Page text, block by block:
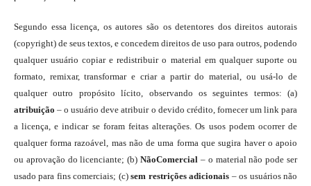
Segundo essa licença, os autores são os detentores dos direitos autorais
(copyright) de seus textos, e concedem direitos de uso para outros, podendo
qualquer usuário copiar e redistribuir o material em qualquer suporte ou
formato, remixar, transformar e criar a partir do material, ou usá-lo de
qualquer outro propósito lícito, observando os seguintes termos: (a)
atribuição – o usuário deve atribuir o devido crédito, fornecer um link para
a licença, e indicar se foram feitas alterações. Os usos podem ocorrer de
qualquer forma razoável, mas não de uma forma que sugira haver o apoio
ou aprovação do licenciante; (b)NãoComercial – o material não pode ser
usado para fins comerciais; (c)sem restrições adicionais – os usuários não